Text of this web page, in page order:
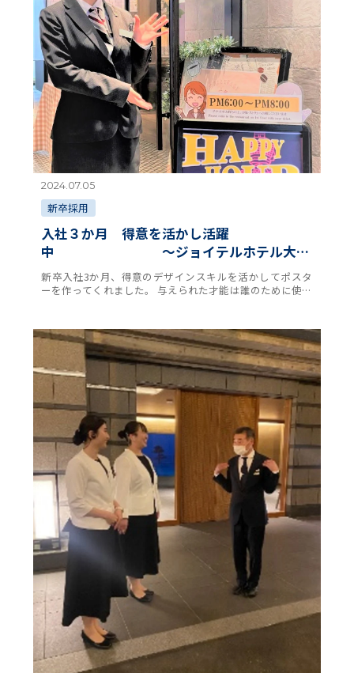
2024.07.05
新卒採用
入社３か月 得意を活かし活躍
中 ～ジョイテルホテル大阪
新世界～
新卒入社3か月、得意のデザインスキルを活かしてポスタ
ーを作ってくれました。 与えられた才能は誰のために使う